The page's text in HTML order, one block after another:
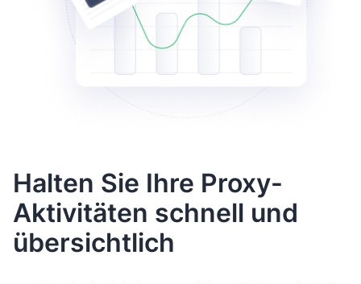
Halten Sie Ihre Proxy-
Aktivitäten schnell und
übersichtlich